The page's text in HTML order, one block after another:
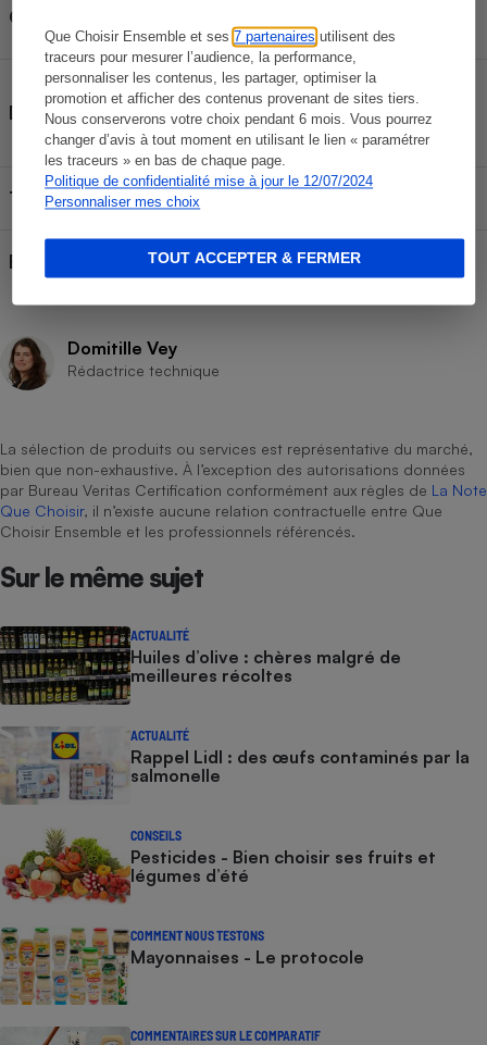
Que Choisir Ensemble et ses7 partenaires utilisent des
traceurs pour mesurer l’audience, la performance,
personnaliser les contenus, les partager, optimiser la
promotion et afficher des contenus provenant de sites tiers.
Nous conserverons votre choix pendant 6 mois. Vous pourrez
changer d’avis à tout moment en utilisant le lien « paramétrer
les traceurs » en bas de chaque page.
Politique de confidentialité mise à jour le 12/07/2024
Personnaliser mes choix
TOUT ACCEPTER & FERMER
Origine des fraises
France, Maroc
Dénomination légale affichée
Préparation de fruits et
fibres végétales
solubles
Teneur en fruits annoncée
Bio Non
Domitille Vey
Rédactrice technique
La sélection de produits ou services est représentative du marché,
bien que non-exhaustive. À l’exception des autorisations données
par Bureau Veritas Certification conformément aux règles de La Note
Que Choisir, il n’existe aucune relation contractuelle entre Que
Choisir Ensemble et les professionnels référencés.
Sur le même sujet
ACTUALITÉ
Huiles d’olive : chères malgré de
meilleures récoltes
ACTUALITÉ
Rappel Lidl : des œufs contaminés par la
salmonelle
CONSEILS
Pesticides - Bien choisir ses fruits et
légumes d’été
COMMENT NOUS TESTONS
Mayonnaises - Le protocole
COMMENTAIRES SUR LE COMPARATIF